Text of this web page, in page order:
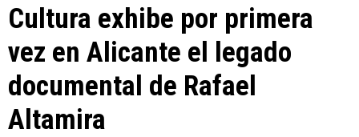
Cultura exhibe por primera
vez en Alicante el legado
documental de Rafael
Altamira